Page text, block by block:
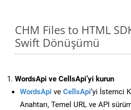
CHM Files to HTML
Swift Dönüşümü
WordsApi ve CellsApi’yi kurun
WordsApi ve CellsApi‘yi İstemci
Anahtarı, Temel URL ve API